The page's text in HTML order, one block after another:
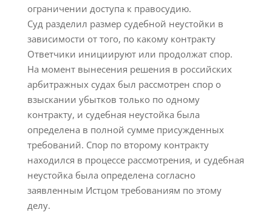
ограничении доступа к правосудию.
Суд разделил размер судебной неустойки в
зависимости от того, по какому контракту
Ответчики инициируют или продолжат спор.
На момент вынесения решения в российских
арбитражных судах был рассмотрен спор о
взыскании убытков только по одному
контракту, и судебная неустойка была
определена в полной сумме присужденных
требований. Спор по второму контракту
находился в процессе рассмотрения, и судебная
неустойка была определена согласно
заявленным Истцом требованиям по этому
делу.